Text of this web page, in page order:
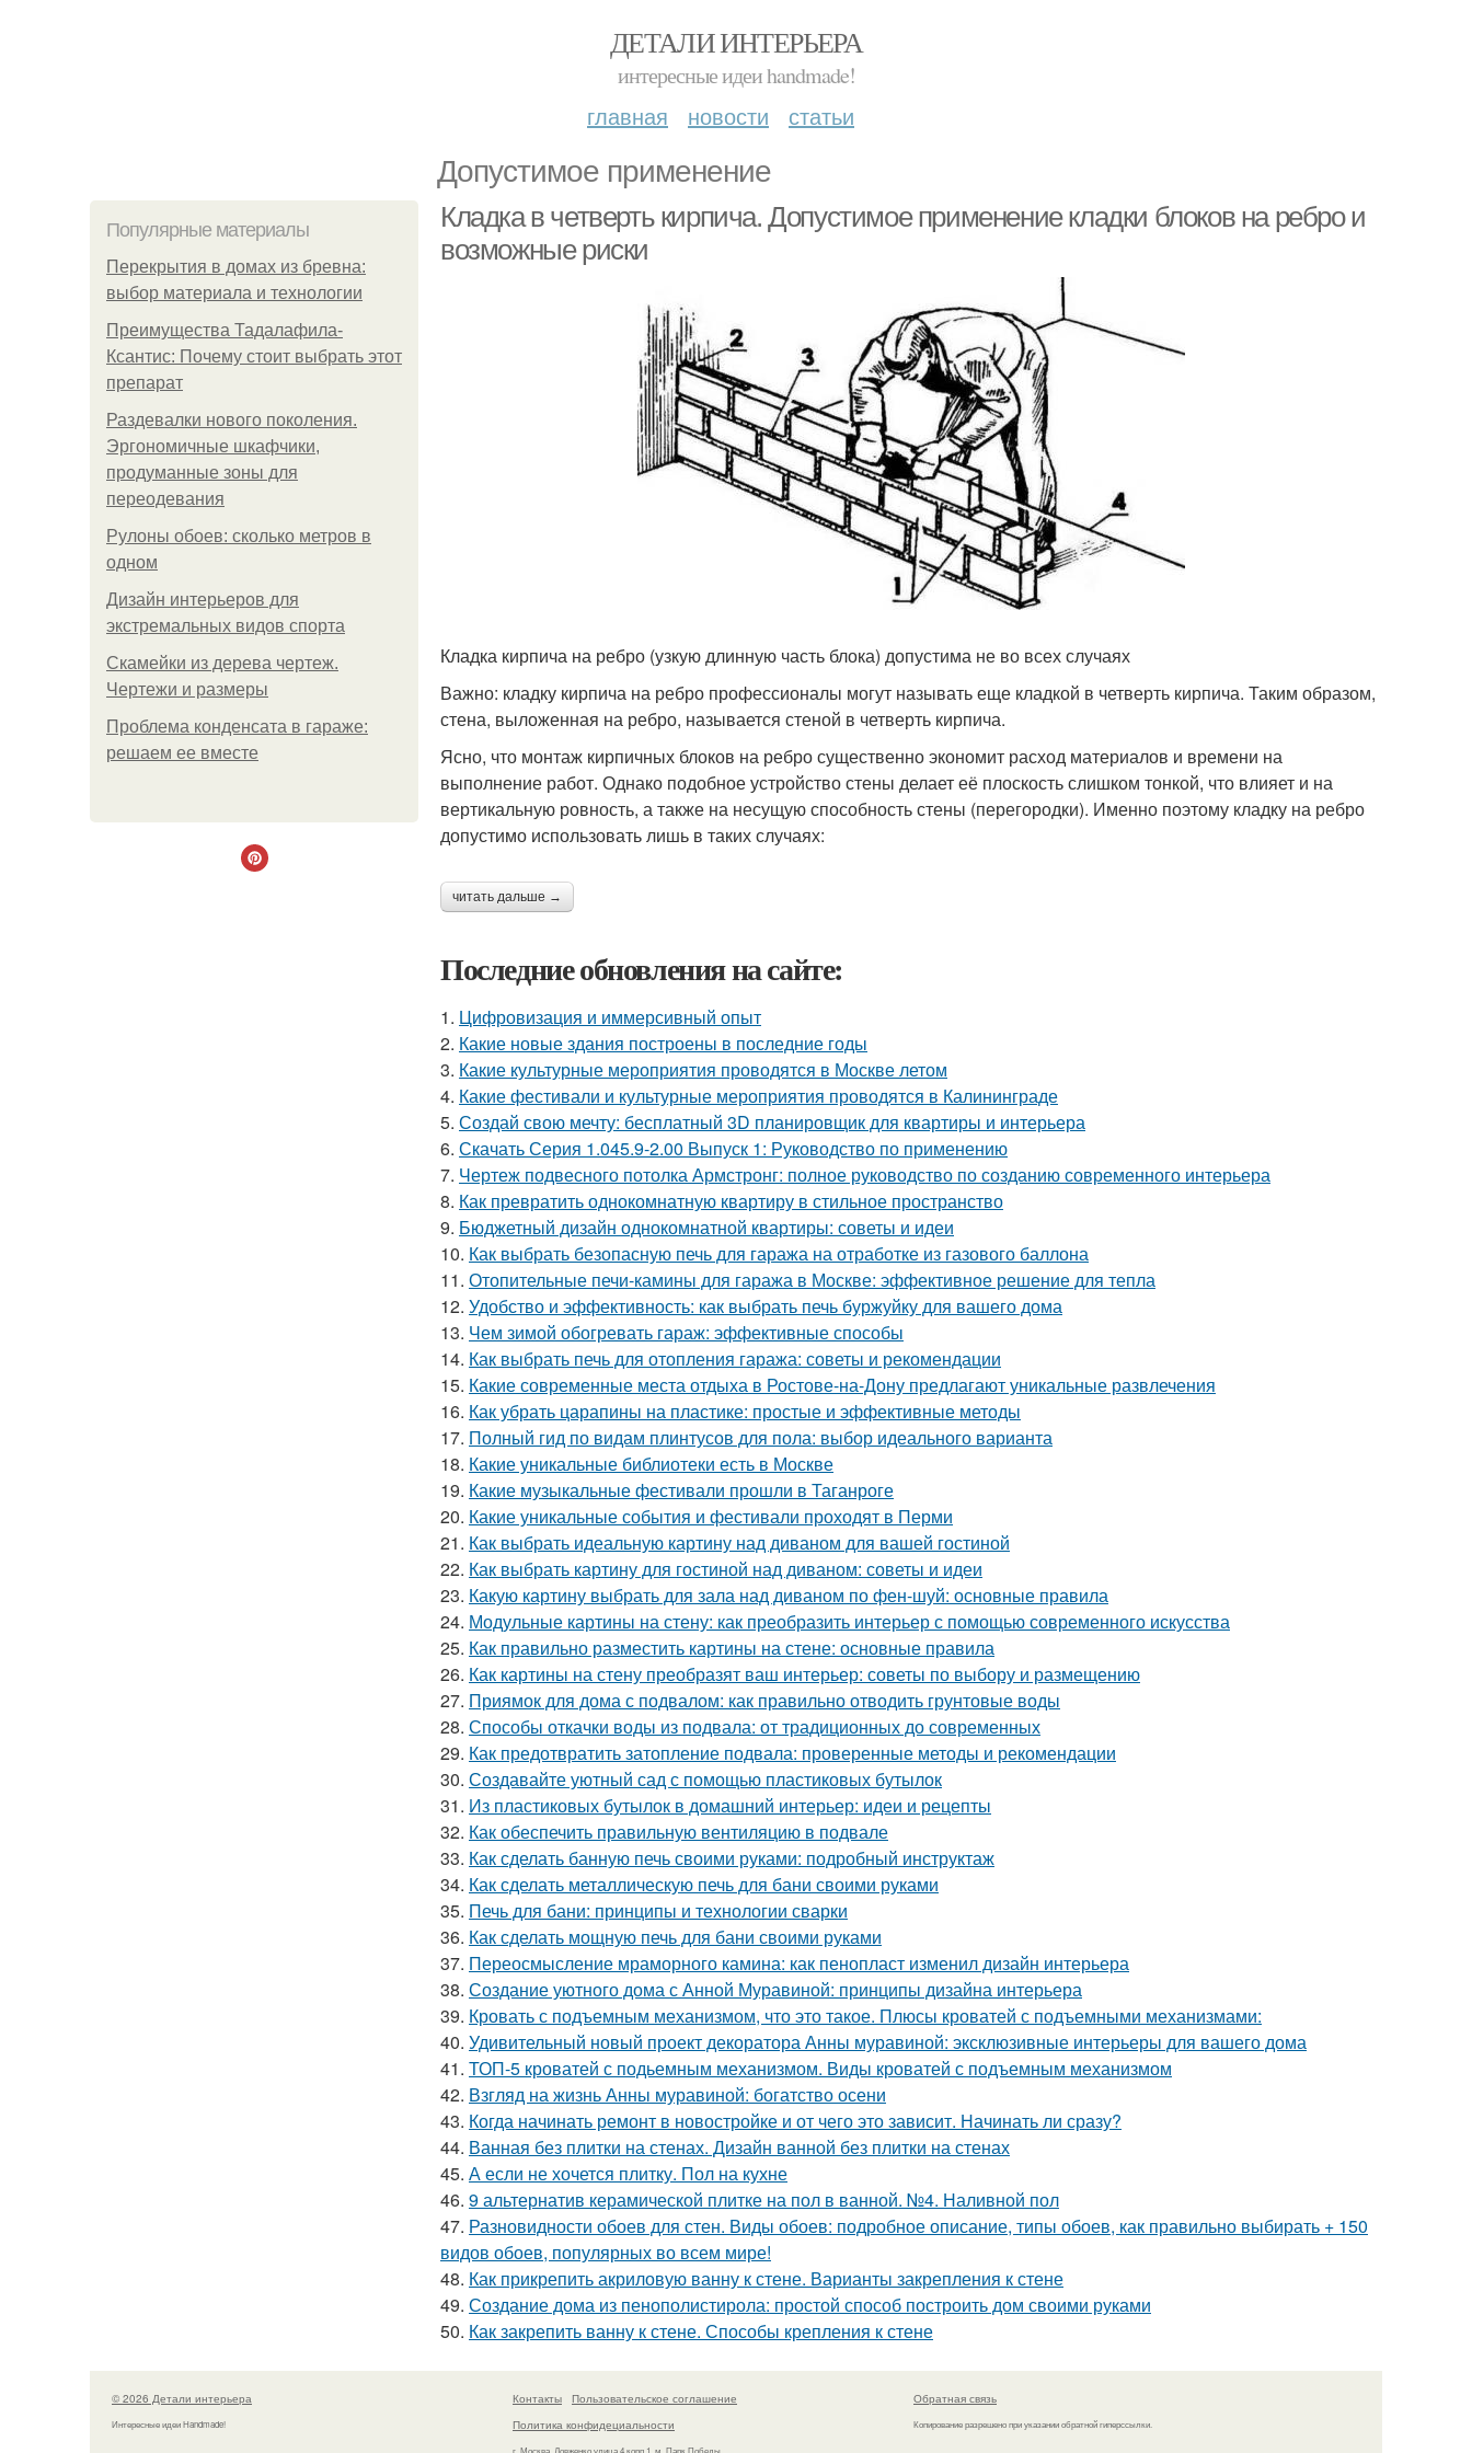
ДЕТАЛИ ИНТЕРЬЕРА
интересные идеи handmade!
главная новости статьи
Допустимое применение
Популярные материалы
Перекрытия в домах из бревна:
выбор материала и технологии
Преимущества Тадалафила-
Ксантис: Почему стоит выбрать этот
препарат
Раздевалки нового поколения.
Эргономичные шкафчики,
продуманные зоны для
переодевания
Рулоны обоев: сколько метров в
одном
Дизайн интерьеров для
экстремальных видов спорта
Скамейки из дерева чертеж.
Чертежи и размеры
Проблема конденсата в гараже:
решаем ее вместе
Кладка в четверть кирпича. Допустимое применение кладки блоков на ребро и
возможные риски
Кладка кирпича на ребро (узкую длинную часть блока) допустима не во всех случаях
Важно: кладку кирпича на ребро профессионалы могут называть еще кладкой в четверть кирпича. Таким образом,
стена, выложенная на ребро, называется стеной в четверть кирпича.
Ясно, что монтаж кирпичных блоков на ребро существенно экономит расход материалов и времени на
выполнение работ. Однако подобное устройство стены делает её плоскость слишком тонкой, что влияет и на
вертикальную ровность, а также на несущую способность стены (перегородки). Именно поэтому кладку на ребро
допустимо использовать лишь в таких случаях:
читать дальше →
Последние обновления на сайте:
1. Цифровизация и иммерсивный опыт
2. Какие новые здания построены в последние годы
3. Какие культурные мероприятия проводятся в Москве летом
4. Какие фестивали и культурные мероприятия проводятся в Калининграде
5. Создай свою мечту: бесплатный 3D планировщик для квартиры и интерьера
6. Скачать Серия 1.045.9-2.00 Выпуск 1: Руководство по применению
7. Чертеж подвесного потолка Армстронг: полное руководство по созданию современного интерьера
8. Как превратить однокомнатную квартиру в стильное пространство
9. Бюджетный дизайн однокомнатной квартиры: советы и идеи
10. Как выбрать безопасную печь для гаража на отработке из газового баллона
11. Отопительные печи-камины для гаража в Москве: эффективное решение для тепла
12. Удобство и эффективность: как выбрать печь буржуйку для вашего дома
13. Чем зимой обогревать гараж: эффективные способы
14. Как выбрать печь для отопления гаража: советы и рекомендации
15. Какие современные места отдыха в Ростове-на-Дону предлагают уникальные развлечения
16. Как убрать царапины на пластике: простые и эффективные методы
17. Полный гид по видам плинтусов для пола: выбор идеального варианта
18. Какие уникальные библиотеки есть в Москве
19. Какие музыкальные фестивали прошли в Таганроге
20. Какие уникальные события и фестивали проходят в Перми
21. Как выбрать идеальную картину над диваном для вашей гостиной
22. Как выбрать картину для гостиной над диваном: советы и идеи
23. Какую картину выбрать для зала над диваном по фен-шуй: основные правила
24. Модульные картины на стену: как преобразить интерьер с помощью современного искусства
25. Как правильно разместить картины на стене: основные правила
26. Как картины на стену преобразят ваш интерьер: советы по выбору и размещению
27. Приямок для дома с подвалом: как правильно отводить грунтовые воды
28. Способы откачки воды из подвала: от традиционных до современных
29. Как предотвратить затопление подвала: проверенные методы и рекомендации
30. Создавайте уютный сад с помощью пластиковых бутылок
31. Из пластиковых бутылок в домашний интерьер: идеи и рецепты
32. Как обеспечить правильную вентиляцию в подвале
33. Как сделать банную печь своими руками: подробный инструктаж
34. Как сделать металлическую печь для бани своими руками
35. Печь для бани: принципы и технологии сварки
36. Как сделать мощную печь для бани своими руками
37. Переосмысление мраморного камина: как пенопласт изменил дизайн интерьера
38. Создание уютного дома с Анной Муравиной: принципы дизайна интерьера
39. Кровать с подъемным механизмом, что это такое. Плюсы кроватей с подъемными механизмами:
40. Удивительный новый проект декоратора Анны муравиной: эксклюзивные интерьеры для вашего дома
41. ТОП-5 кроватей с подьемным механизмом. Виды кроватей с подъемным механизмом
42. Взгляд на жизнь Анны муравиной: богатство осени
43. Когда начинать ремонт в новостройке и от чего это зависит. Начинать ли сразу?
44. Ванная без плитки на стенах. Дизайн ванной без плитки на стенах
45. А если не хочется плитку. Пол на кухне
46. 9 альтернатив керамической плитке на пол в ванной. №4. Наливной пол
47. Разновидности обоев для стен. Виды обоев: подробное описание, типы обоев, как правильно выбирать + 150
видов обоев, популярных во всем мире!
48. Как прикрепить акриловую ванну к стене. Варианты закрепления к стене
49. Создание дома из пенополистирола: простой способ построить дом своими руками
50. Как закрепить ванну к стене. Способы крепления к стене
© 2026 Детали интерьера
Интересные идеи Handmade!
Контакты
Пользовательское соглашение
Политика конфидециальности
г. Москва, Довженко улица 4 корп.1, м. Парк Победы
Обратная связь
Копирование разрешено при указании обратной гиперссылки.